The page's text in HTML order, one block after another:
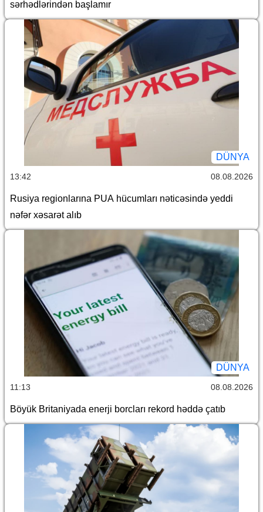
sərhədlərindən başlamır
DÜNYA
13:42 08.08.2026
Rusiya regionlarına PUA hücumları nəticəsində yeddi
nəfər xəsarət alıb
DÜNYA
11:13 08.08.2026
Böyük Britaniyada enerji borcları rekord həddə çatıb